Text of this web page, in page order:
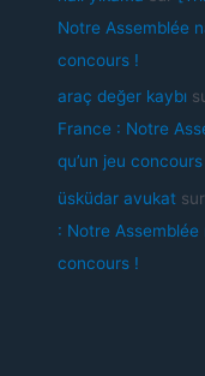
Notre Assemblée
concours !
araç değer kaybı
France : Notre
qu’un jeu concours
üsküdar avukat sur
: Notre Assemblée
concours !